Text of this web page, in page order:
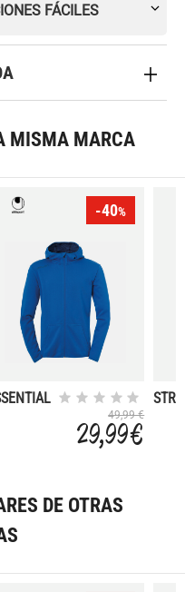
FÁCILES
MISMA MARCA
-40%
49,99 €
29,99 €
DE OTRAS